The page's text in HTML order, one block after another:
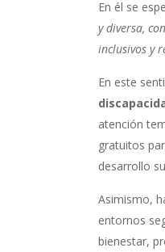
En él se
y diversa,
inclusivos y
En este
atención
gratuitos
desarrollo
Asimismo,
entornos
bienestar,